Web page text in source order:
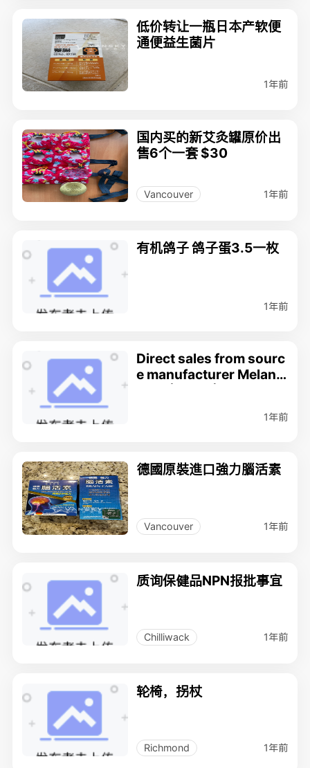
低价转让一瓶日本产软便
通便益生菌片
1年前
国内买的新艾灸罐原价出
售6个一套 $30
Vancouver 1年前
有机鸽子 鸽子蛋3.5一枚
1年前
Direct sales from sourc
e manufacturer Melano
1年前
德國原裝進口強力腦活素
Vancouver 1年前
质询保健品NPN报批事宜
Chilliwack 1年前
轮椅，拐杖
Richmond 1年前